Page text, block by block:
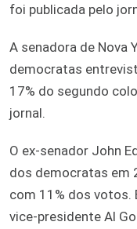
foi publicada pelo
A senadora de Nova
democratas
17% do segundo
jornal.
O ex-senador John
dos democratas em
com 11% dos votos.
vice-presidente Al